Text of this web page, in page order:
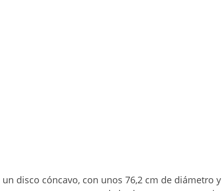
disco cóncavo, con unos 76,2 cm de diámetro y